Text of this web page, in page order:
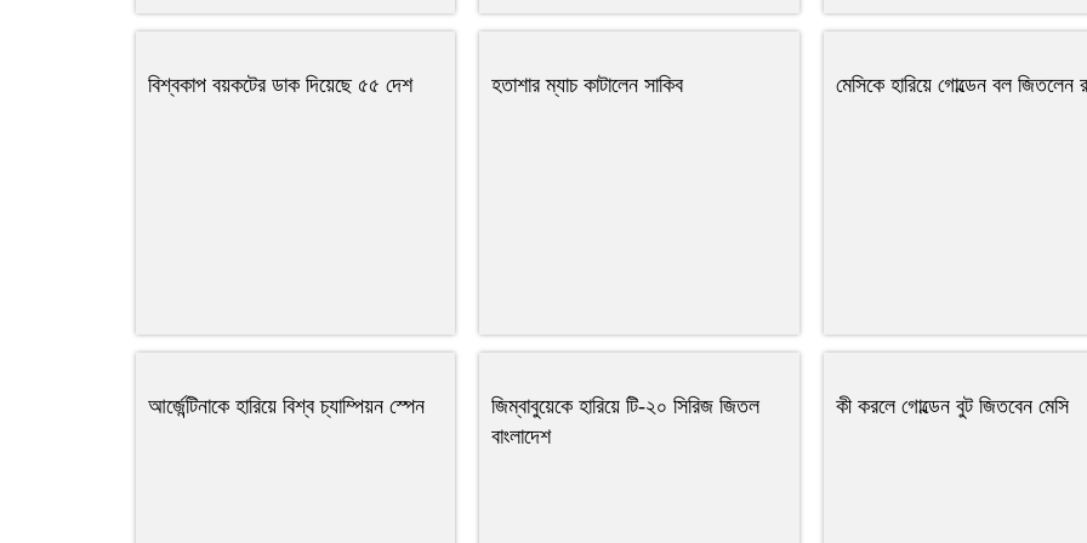
বিশ্বকাপ বয়কটের ডাক দিয়েছে ৫৫ দেশ হতাশার ম্যাচ কাটালেন সাকিব মেসিকে হারিয়ে গোল্ডেন বল জিতলেন
আর্জেন্টিনাকে হারিয়ে বিশ্ব চ্যাম্পিয়ন স্পেন
জিম্বাবুয়েকে হারিয়ে টি-২০ সিরিজ জিতল
বাংলাদেশ
কী করলে গোল্ডেন বুট জিতবেন মেসি